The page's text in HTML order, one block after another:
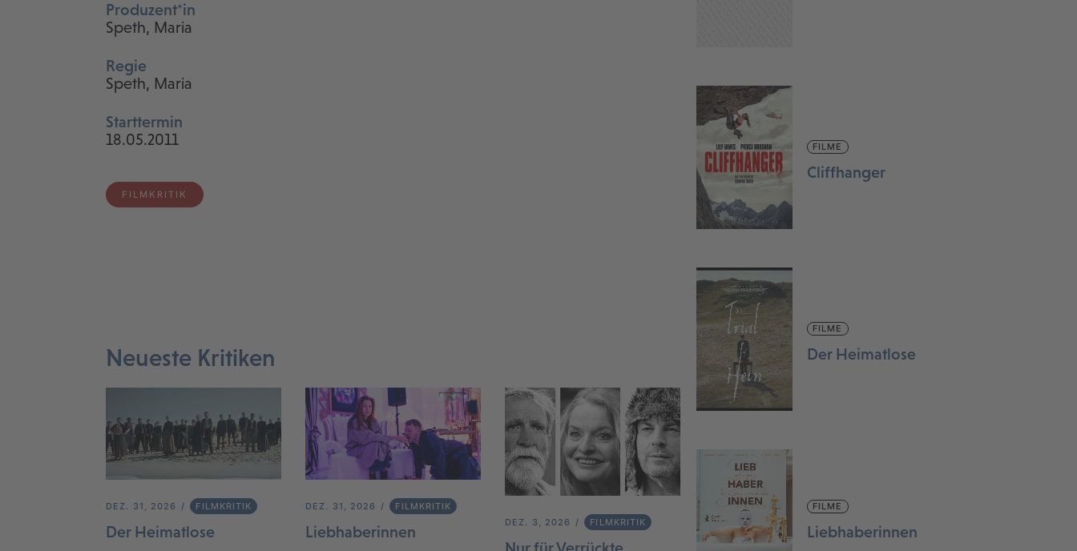
Produzent*in
Speth, Maria
Regie
Speth, Maria
Starttermin
18.05.2011
FILMKRITIK
Neueste Kritiken
DEZ. 31, 2026 FILMKRITIK
Der Heimatlose
DEZ. 31, 2026 FILMKRITIK
Liebhaberinnen
DEZ. 3, 2026 FILMKRITIK
FILME
Cliffhanger
FILME
Der Heimatlose
FILME
Liebhaberinnen